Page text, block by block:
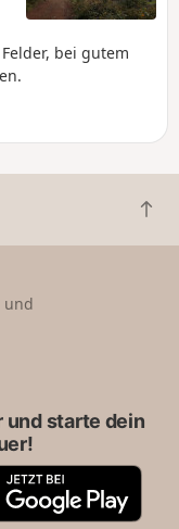
bei gutem
Z
u
und
und starte dein
G
o